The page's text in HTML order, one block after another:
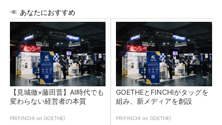
あなたにおすすめ
【見城徹×藤田晋】AI時代でも
変わらない経営者の本質
PR(FINCHI on GOETHE)
GOETHEとFINCHIがタッグを
組み、新メディアを創設
PR(FINCHI on GOETHE)